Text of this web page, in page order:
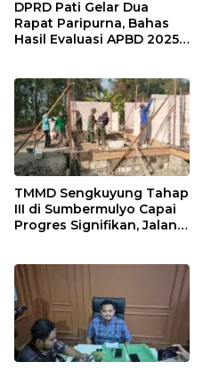
DPRD Pati Gelar Dua
Rapat Paripurna, Bahas
Hasil Evaluasi APBD 2025
TMMD Sengkuyung Tahap
III di Sumbermulyo Capai
Progres Signifikan, Jalan